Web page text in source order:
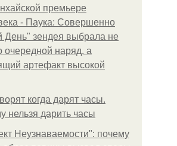
премьере
- Паука: Совершенно
День" зендея выбрала не
очередной наряд, а
артефакт высокой
когда дарят часы.
нельзя дарить часы
Неузнаваемости": почему